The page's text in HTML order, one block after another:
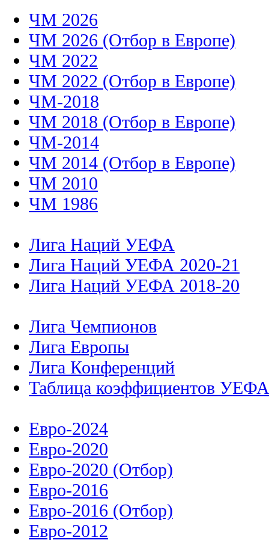
ЧМ 2026
ЧМ 2026 (Отбор в Европе)
ЧМ 2022
ЧМ 2022 (Отбор в Европе)
ЧМ-2018
ЧМ 2018 (Отбор в Европе)
ЧМ-2014
ЧМ 2014 (Отбор в Европе)
ЧМ 2010
ЧМ 1986
Лига Наций УЕФА
Лига Наций УЕФА 2020-21
Лига Наций УЕФА 2018-20
Лига Чемпионов
Лига Европы
Лига Конференций
Таблица коэффициентов УЕФА
Евро-2024
Евро-2020
Евро-2020 (Отбор)
Евро-2016
Евро-2016 (Отбор)
Евро-2012